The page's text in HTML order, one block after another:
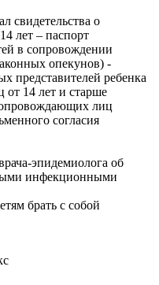
свидетельства о
лет – паспорт
в сопровождении
опекунов) -
представителей ребенка
от 14 лет и старше
лиц
согласия
эпидемиолога об
инфекционными
брать с собой